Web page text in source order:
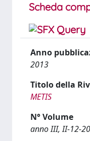
Scheda
Anno
2013
Titolo della
METIS
N° Volume
anno III, II-12-